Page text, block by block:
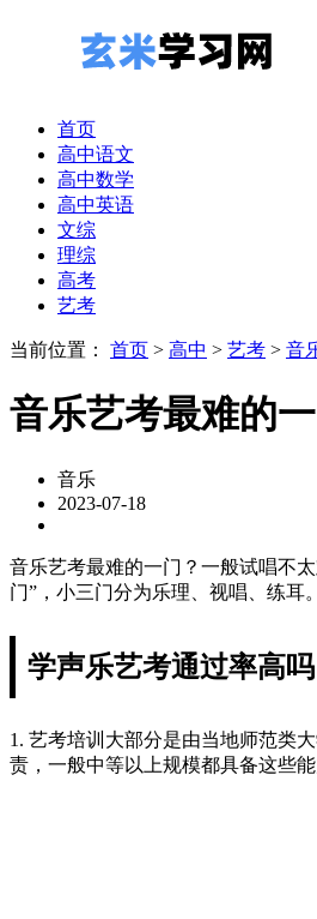
首页
高中语文
高中数学
高中英语
文综
理综
高考
艺考
当前位置： 首页 > 高中 > 艺考 > 音
音乐艺考最难的
音乐
2023-07-18
音乐艺考最难的一门？一般试唱不
门”，小三门分为乐理、视唱、练耳
学声乐艺考通过率高吗
1. 艺考培训大部分是由当地师范类
责，一般中等以上规模都具备这些